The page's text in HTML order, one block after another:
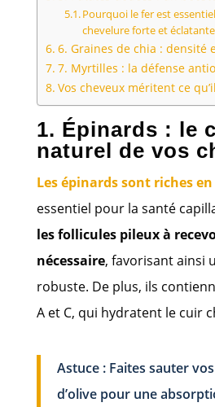
Pourquoi le fer est
chevelure forte et
6. Graines de chia : densité
7. Myrtilles : la défense
Vos cheveux méritent ce
1. Épinards : le
naturel de vos
Les épinards sont riches
essentiel pour la santé
les follicules pileux à
nécessaire, favorisant ainsi
robuste. De plus, ils
A et C, qui hydratent le cuir
Astuce : Faites sauter
d’olive pour une